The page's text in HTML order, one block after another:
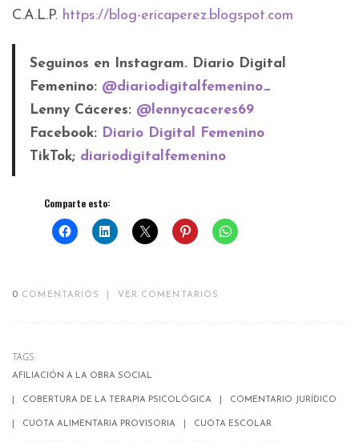
C.A.L.P. https://blog-ericaperez.blogspot.com
Seguinos en Instagram. Diario Digital
Femenino: @diariodigitalfemenino_
Lenny Cáceres: @lennycaceres69
Facebook: Diario Digital Femenino
TikTok; diariodigitalfemenino
Comparte esto:
0 COMENTARIOS VER COMENTARIOS
TAGS:
AFILIACIÓN A LA OBRA SOCIAL
COBERTURA DE LA TERAPIA PSICOLÓGICA COMENTARIO JURÍDICO
CUOTA ALIMENTARIA PROVISORIA CUOTA ESCOLAR